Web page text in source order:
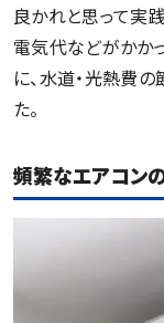
良かれと思って実
電気代などがかか
に、水道・光熱費
た。
頻繁なエアコン